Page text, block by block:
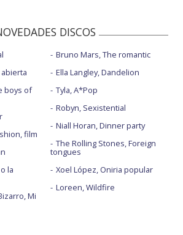
DISCOS
boys of
film
la
Mi
Bruno Mars, The romantic
Ella Langley, Dandelion
Tyla, A*Pop
Robyn, Sexistential
Niall Horan, Dinner party
The Rolling Stones, Foreign
tongues
Xoel López, Oniria popular
Loreen, Wildfire